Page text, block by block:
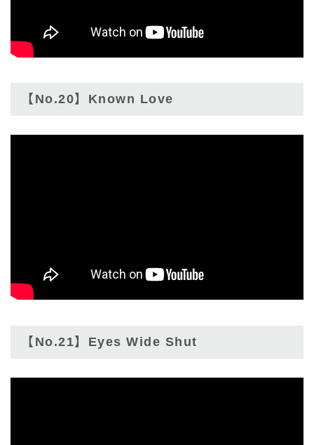
【No.20】Known Love
【No.21】Eyes Wide Shut